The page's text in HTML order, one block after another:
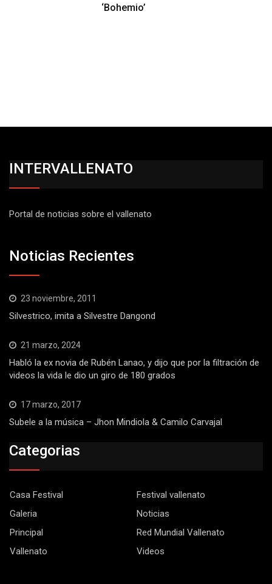
‘Bohemio’
INTERVALLENATO
Portal de noticias sobre el vallenato
Noticias Recientes
23 noviembre, 2011
Silvestrico, imita a Silvestre Dangond
21 marzo, 2024
Habló la ex novia de Rubén Lanao, y dijo que por la filtración de
videos la vida le dio un giro de 180 grados
17 marzo, 2017
Subele a la música – Jhon Mindiola & Camilo Carvajal
Categorias
Casa Festival
Festival vallenato
Galeria
Noticias
Principal
Red Mundial Vallenato
Vallenato
Videos